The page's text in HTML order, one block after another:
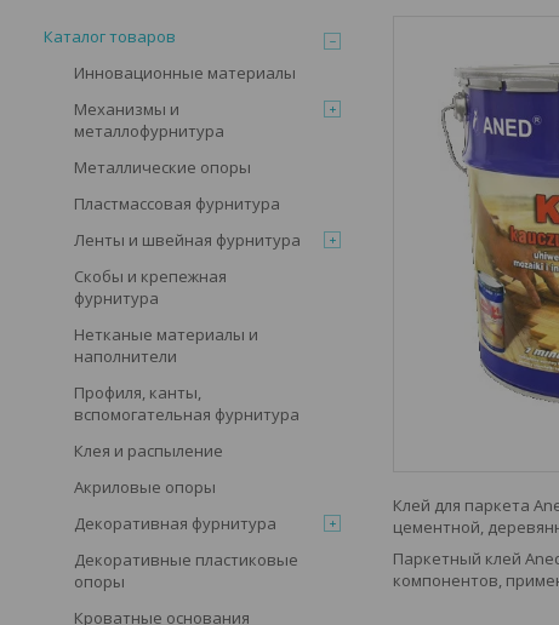
Клей для паркета
цементной,
Паркетный клей
компонентов,
Каталог товаров
Инновационные материалы
Механизмы и
металлофурнитура
Металлические опоры
Пластмассовая фурнитура
Ленты и швейная фурнитура
Скобы и крепежная
фурнитура
Нетканые материалы и
наполнители
Профиля, канты,
вспомогательная фурнитура
Клея и распыление
Акриловые опоры
Декоративная фурнитура
Декоративные пластиковые
опоры
Кроватные основания